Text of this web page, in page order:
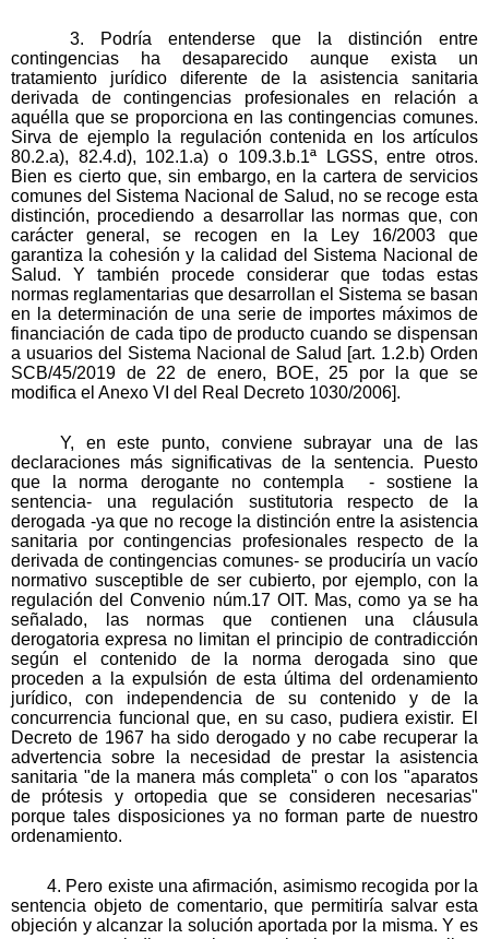
3. Podría entenderse que la distinción entre
contingencias ha desaparecido aunque exista un
tratamiento jurídico diferente de la asistencia sanitaria
derivada de contingencias profesionales en relación a
aquélla que se proporciona en las contingencias comunes.
Sirva de ejemplo la regulación contenida en los artículos
80.2.a), 82.4.d), 102.1.a) o 109.3.b.1ª LGSS, entre otros.
Bien es cierto que, sin embargo, en la cartera de servicios
comunes del Sistema Nacional de Salud, no se recoge esta
distinción, procediendo a desarrollar las normas que, con
carácter general, se recogen en la Ley 16/2003 que
garantiza la cohesión y la calidad del Sistema Nacional de
Salud. Y también procede considerar que todas estas
normas reglamentarias que desarrollan el Sistema se basan
en la determinación de una serie de importes máximos de
financiación de cada tipo de producto cuando se dispensan
a usuarios del Sistema Nacional de Salud [art. 1.2.b) Orden
SCB/45/2019 de 22 de enero, BOE, 25 por la que se
modifica el Anexo VI del Real Decreto 1030/2006].
Y, en este punto, conviene subrayar una de las
declaraciones más significativas de la sentencia. Puesto
que la norma derogante no contempla - sostiene la
sentencia- una regulación sustitutoria respecto de la
derogada -ya que no recoge la distinción entre la asistencia
sanitaria por contingencias profesionales respecto de la
derivada de contingencias comunes- se produciría un vacío
normativo susceptible de ser cubierto, por ejemplo, con la
regulación del Convenio núm.17 OIT. Mas, como ya se ha
señalado, las normas que contienen una cláusula
derogatoria expresa no limitan el principio de contradicción
según el contenido de la norma derogada sino que
proceden a la expulsión de esta última del ordenamiento
jurídico, con independencia de su contenido y de la
concurrencia funcional que, en su caso, pudiera existir. El
Decreto de 1967 ha sido derogado y no cabe recuperar la
advertencia sobre la necesidad de prestar la asistencia
sanitaria "de la manera más completa" o con los "aparatos
de prótesis y ortopedia que se consideren necesarias"
porque tales disposiciones ya no forman parte de nuestro
ordenamiento.
4. Pero existe una afirmación, asimismo recogida por la
sentencia objeto de comentario, que permitiría salvar esta
objeción y alcanzar la solución aportada por la misma. Y es